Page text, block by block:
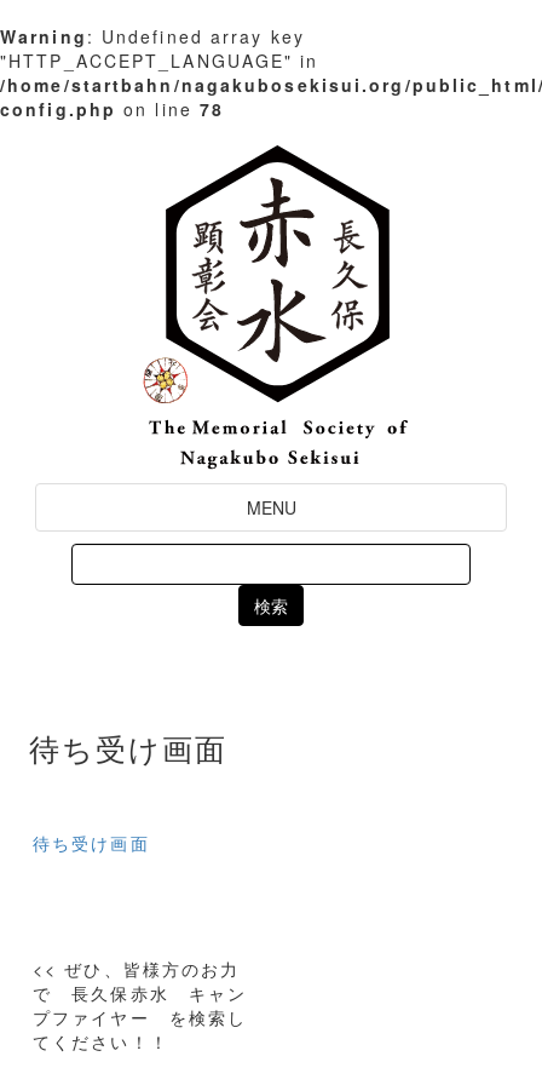
Warning : Undefined array key
"HTTP_ACCEPT_LANGUAGE" in
/home/startbahn/nagakubosekisui.org/
config.php on line 78
Toggle
Navigation
MENU
Search
for:
待ち受け画面
待ち受け画面
投
稿
ナ
ビ
<< ぜひ、皆様方のお力
で 長久保赤水 キャン
プファイヤー を検索し
てください！！